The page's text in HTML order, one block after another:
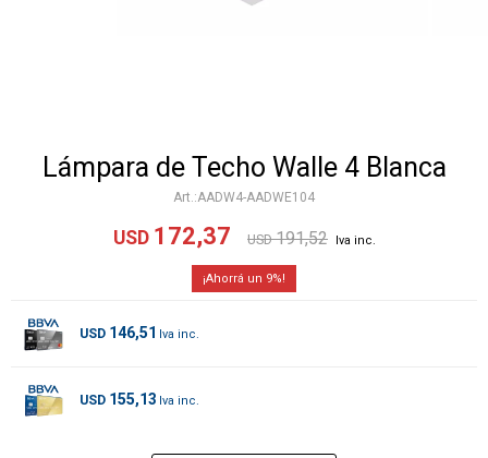
Lámpara de Techo Walle 4 Blanca
AADW4-AADWE104
USD 172,37 USD 191,52
9
USD 146,51
USD 155,13